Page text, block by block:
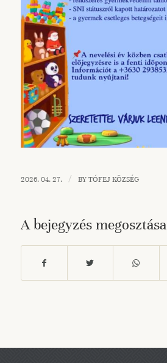
2026. 04. 27. / BY TÓFEJ KÖZSÉG
A bejegyzés megosztása